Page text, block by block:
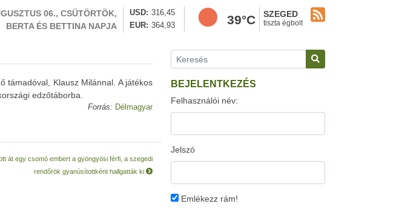
06., CSÜTÖRTÖK,
BERTA ÉS BETTINA NAPJA
USD
316,45
EUR
364,93 39°C SZEGED
tiszta égbolt
támadóval, Klausz Milánnal. A játékos
edzőtáborba.
Forrás: Délmagyar
át egy csomó embert a gyöngyösi férfi, a szegedi
rendőrök gyanúsítottként hallgatták ki
BEJELENTKEZÉS
Felhasználói név:
Jelszó
Emlékezz rám!